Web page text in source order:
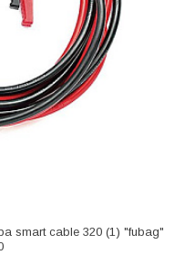
smart cable 320 (1) "fubag"